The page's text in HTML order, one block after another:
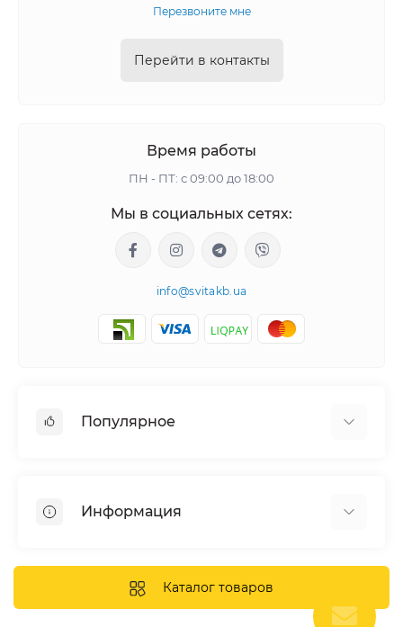
Перезвоните мне
Перейти в контакты
Время работы
ПН - ПТ: с 09:00 до 18:00
Мы в социальных сетях:
info@svitakb.ua
Популярное
Системы хранения энергии
Инверторы
Аккумуляторы
Информация
Доставка и оплата
Каталог товаров